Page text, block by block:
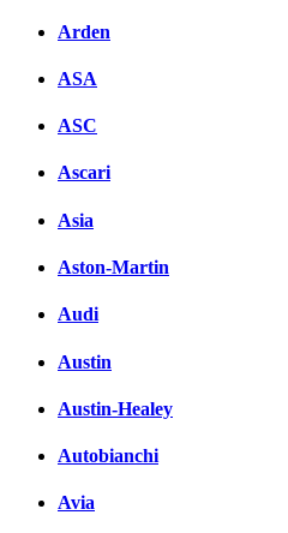
Arden
ASA
ASC
Ascari
Asia
Aston-Martin
Audi
Austin
Austin-Healey
Autobianchi
Avia